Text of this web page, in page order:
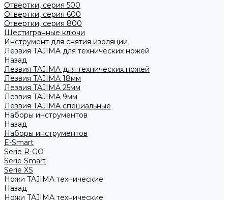
Отвертки, серия 500
Отвертки, серия 600
Отвертки, серия 800
Шестигранные ключи
Инструмент для снятия изоляции
Лезвия TAJIMA для технических ножей
Назад
Лезвия TAJIMA для технических ножей
Лезвия TAJIMA 18мм
Лезвия TAJIMA 25мм
Лезвия TAJIMA 9мм
Лезвия TAJIMA специальные
Наборы инструментов
Назад
Наборы инструментов
E-Smart
Serie R-GO
Serie Smart
Serie XS
Ножи TAJIMA технические
Назад
Ножи TAJIMA технические